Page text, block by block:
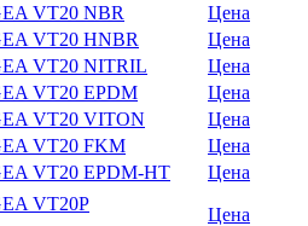
VT20 NBR
Цена
VT20 HNBR
Цена
VT20 NITRIL
Цена
VT20 EPDM
Цена
VT20 VITON
Цена
VT20 FKM
Цена
VT20 EPDM-HT
Цена
VT20P
Цена